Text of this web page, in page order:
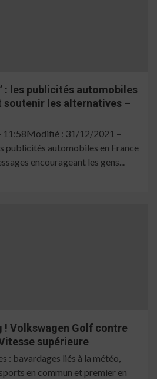
: les publicités automobiles
les alternatives –
11:58Modifié : 31/12/2021 –
publicités automobiles en France
encourageant les gens...
! Volkswagen Golf contre
supérieure
: bavardages liés à la météo,
en commun et premier en